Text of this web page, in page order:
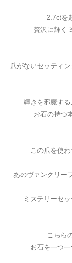
2.7ctを
贅沢に輝く
爪がないセッティ
輝きを邪魔す
お石の持つ
この爪を使
あのヴァンクリー
ミステリーセ
こちら
お石を一つ一